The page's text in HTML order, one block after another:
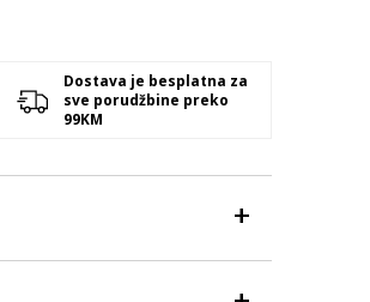
Dostava je besplatna za
sve porudžbine preko
99KM